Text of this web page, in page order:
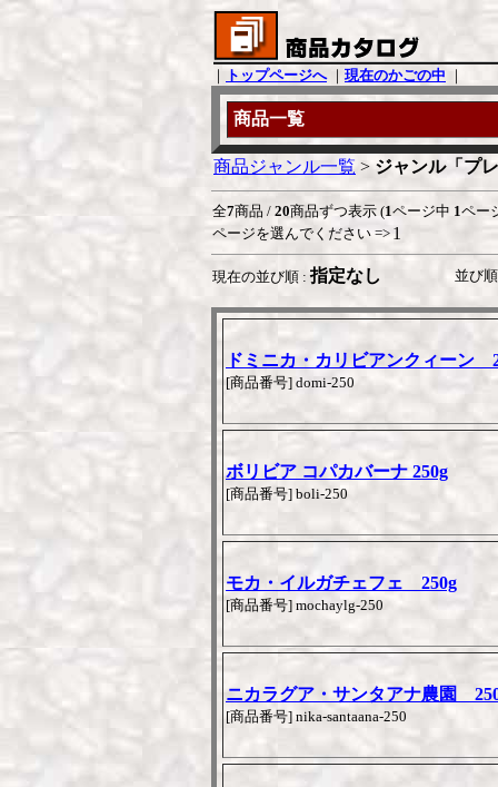
｜ トップページへ｜ 現在のかごの中 ｜
商品一覧
商品ジャンル一覧 >ジャンル「プ
全7商品 / 20商品ずつ表示 (1ページ中 1ペー
ページを選んでください => 1
現在の並び順 :指定なし 並び
ドミニカ・カリビアンクィーン
[商品番号] domi-250
ボリビア コパカバーナ 250g
[商品番号] boli-250
モカ・イルガチェフェ 250g
[商品番号] mochaylg-250
ニカラグア・サンタアナ農園
[商品番号] nika-santaana-250